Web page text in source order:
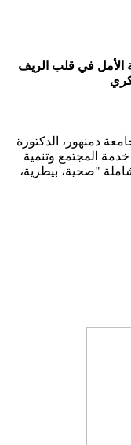
الأمل في قلب الريف
دمنهور، الدكتورة
المجتمع وتنمية
"صحية، بيطرية،